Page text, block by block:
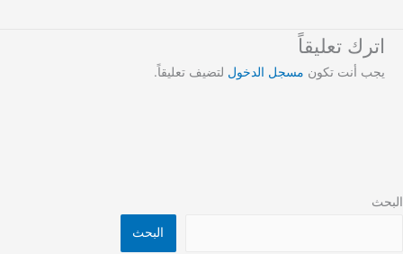
اترك تعليقاً
يجب أنت تكون مسجل الدخول لتضيف تعليقاً.
البحث
البحث